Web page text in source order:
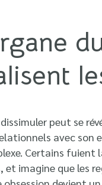
peut se
avec
Certains
et imagine que les